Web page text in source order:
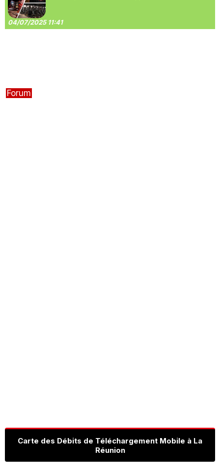
04/07/2025 11:41
Forum
Carte des Débits de Téléchargement Mobile à La
Réunion